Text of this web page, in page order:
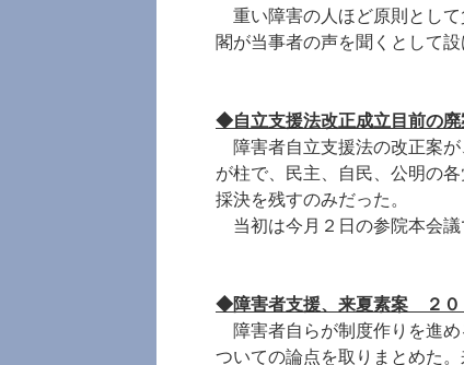
重い障害の人ほど原則として
閣が当事者の声を聞くとして
◆自立支援法改正成立目前の
障害者自立支援法の改正案が
が柱で、民主、自民、公明の
採決を残すのみだった。
当初は今月２日の参院本会議
◆障害者支援、来夏素案
２
障害者自らが制度作りを進め
ついての論点を取りまとめた